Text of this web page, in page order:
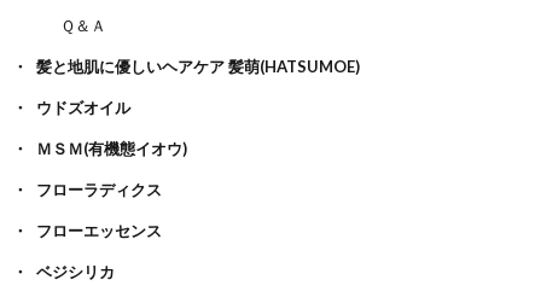
Ｑ＆Ａ
髪と地肌に優しいヘアケア 髪萌(HATSUMOE)
ウドズオイル
ＭＳＭ(有機態イオウ)
フローラディクス
フローエッセンス
ベジシリカ